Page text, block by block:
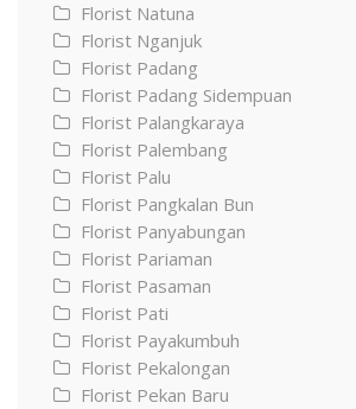
Florist Natuna
Florist Nganjuk
Florist Padang
Florist Padang Sidempuan
Florist Palangkaraya
Florist Palembang
Florist Palu
Florist Pangkalan Bun
Florist Panyabungan
Florist Pariaman
Florist Pasaman
Florist Pati
Florist Payakumbuh
Florist Pekalongan
Florist Pekan Baru